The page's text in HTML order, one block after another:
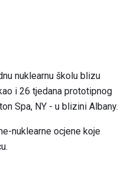
nuklearnu školu blizu
i 26 tjedana prototipnog
Spa, NY - u blizini Albany.
nuklearne ocjene koje